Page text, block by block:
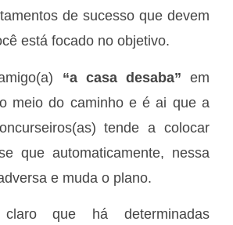
de sucesso que devem
está focado no objetivo.
“a casa desaba” em
meio do caminho e é ai que a
tende a colocar
que automaticamente, nessa
e muda o plano.
que há determinadas